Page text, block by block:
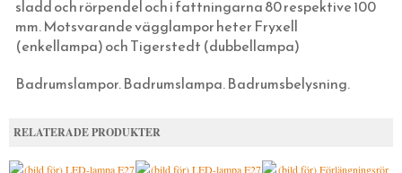
KLASSISKA PORSLINSLAMPOR
ELMONTERADE FOTOGENLAMPOR
RAKHYVLAR & RAKTVÅLAR
TRÄDGÅRDSREDSKAP
FÖR SKRIVBORDET
FUNKIS
BÅRDER
ROSETTSPIK
BLANK TRÅDSPIK
DEKORSPIK
YLLESNÖREN/ULLSNÖRE
TJÄRDREV
FRÅN JORDEN
NUMMERSKYLTAR I MÄSSING FÖR HUS
EGNA SKYLTAR I EMALJ & MÄSSING
VITA MED SVART TEXT
PENSLAR FÖR LINOLJEFÄRGSMÅLNING
YXOR & BILOR
FÄRGSKRAPOR MED MERA
STUCKATUR
ÖVRIGT
ÖPPETTIDER
sladd och rörpendel och i fattningarna 80 respektive 100
mm. Motsvarande vägglampor heter Fryxell
(enkellampa) och Tigerstedt (dubbellampa)
Badrumslampor. Badrumslampa. Badrumsbelysning.
RELATERADE PRODUKTER